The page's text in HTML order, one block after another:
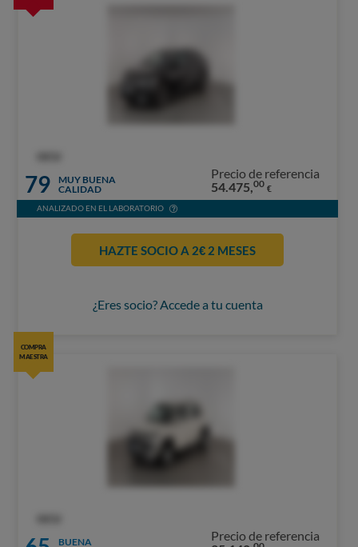
79
MUY BUENA
CALIDAD
Precio de referencia
54.475,00 €
ANALIZADO EN EL LABORATORIO
HAZTE SOCIO A 2€ 2 MESES
¿Eres socio? Accede a tu cuenta
COMPRA
MAESTRA
BUENA
Precio de referencia